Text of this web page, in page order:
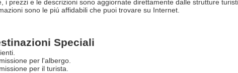
i prezzi e le descrizioni sono aggiornate direttamente dalle strutture
sono le piú affidabili che puoi trovare su Internet.
Speciali
per l'albergo.
per il turista.